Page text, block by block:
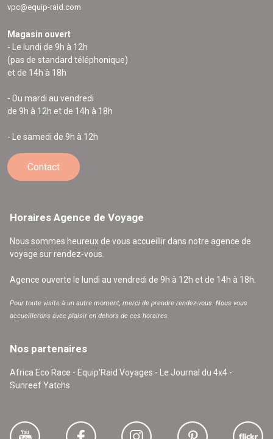
vpc@equip-raid.com
Magasin ouvert
- Le lundi de 9h à 12h
(pas de standard téléphonique)
et de 14h à 18h
- Du mardi au vendredi
de 9h à 12h et de 14h à 18h
- Le samedi de 9h à 12h
Contact
Horaires Agence de Voyage
Nous sommes heureux de vous accueillir dans notre agence de
voyage sur rendez-vous.
Agence ouverte le lundi au vendredi de 9h à 12h et de 14h à 18h.
Pour toute visite à un autre moment, merci de prendre rendez-vous. Nous vous
accueillerons avec plaisir en dehors de ces horaires.
Nos partenaires
Africa Eco Race - Equip'Raid Voyages - Le Journal du 4x4 -
Sunreef Yatchs